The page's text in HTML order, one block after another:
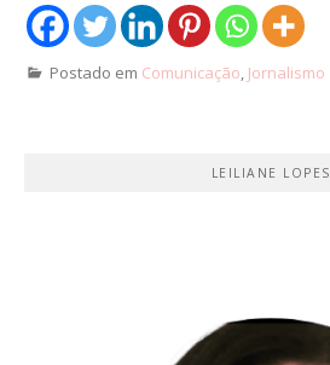
Postado em Comunicação, Jornalismo
LEILIANE LOPES